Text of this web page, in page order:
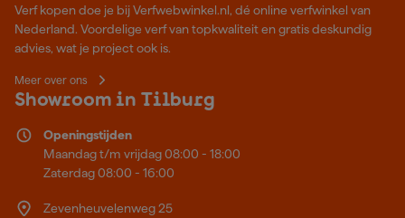
Verf kopen doe je bij Verfwebwinkel.nl, dé online verfwinkel van
Nederland. Voordelige verf van topkwaliteit en gratis deskundig
advies, wat je project ook is.
Meer over ons
Showroom in Tilburg
Openingstijden
Maandag t/m vrijdag 08:00 - 18:00
Zaterdag 08:00 - 16:00
Zevenheuvelenweg 25